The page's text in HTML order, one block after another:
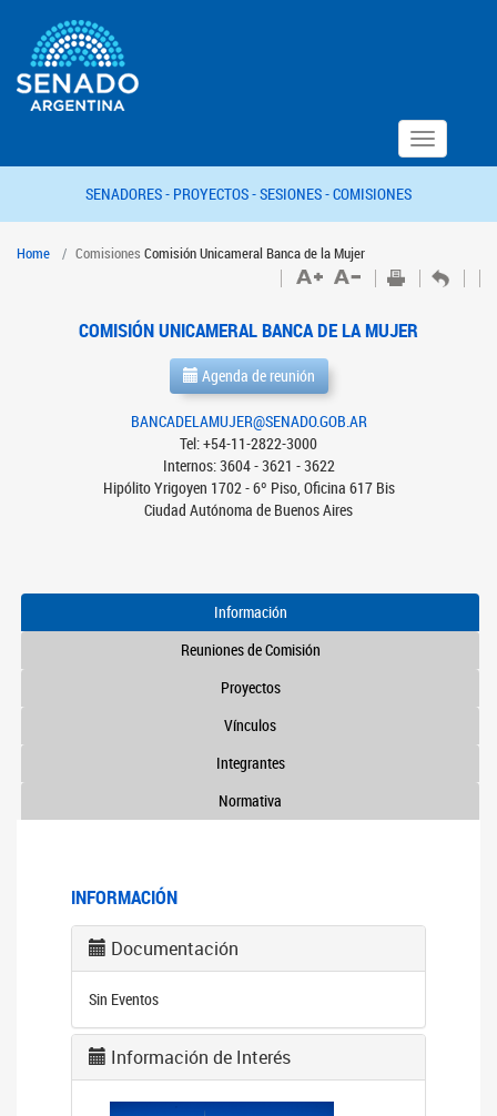
Toggle
navigation
SENADORES - PROYECTOS -SESIONES -COMISIONES
Home Comisiones Comisión Unicameral Banca de la Mujer
COMISIÓN UNICAMERAL BANCA DE LA MUJER
Agenda de reunión
BANCADELAMUJER@SENADO.GOB.AR
Tel: +54-11-2822-3000
Internos: 3604 - 3621 - 3622
Hipólito Yrigoyen 1702 - 6º Piso, Oficina 617 Bis
Ciudad Autónoma de Buenos Aires
Información
Reuniones de Comisión
Proyectos
Vínculos
Integrantes
Normativa
INFORMACIÓN
Documentación
Sin Eventos
Información de Interés